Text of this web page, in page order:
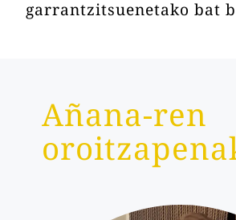
garrantzitsuenetako bat
Añana-ren